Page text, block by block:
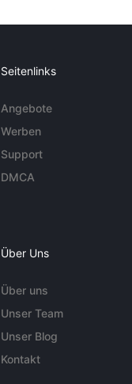
Seitenlinks
Angebote
Werben
Support
DMCA
Über Uns
Über uns
Unser Team
Unser Blog
Kontakt